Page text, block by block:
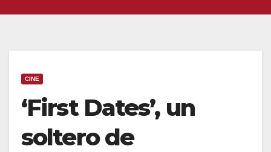
CINE
‘First Dates’, un
soltero de